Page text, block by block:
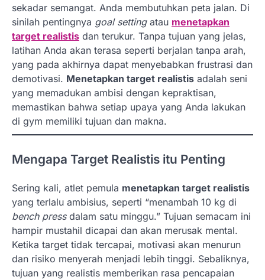
sekadar semangat. Anda membutuhkan peta jalan. Di
sinilah pentingnya goal settingatau menetapkan
target realistis dan terukur. Tanpa tujuan yang jelas,
latihan Anda akan terasa seperti berjalan tanpa arah,
yang pada akhirnya dapat menyebabkan frustrasi dan
demotivasi. Menetapkan target realistis adalah seni
yang memadukan ambisi dengan kepraktisan,
memastikan bahwa setiap upaya yang Anda lakukan
di gym memiliki tujuan dan makna.
Mengapa Target Realistis itu Penting
Sering kali, atlet pemula menetapkan target realistis
yang terlalu ambisius, seperti “menambah 10 kg di
bench pressdalam satu minggu.” Tujuan semacam ini
hampir mustahil dicapai dan akan merusak mental.
Ketika target tidak tercapai, motivasi akan menurun
dan risiko menyerah menjadi lebih tinggi. Sebaliknya,
tujuan yang realistis memberikan rasa pencapaian